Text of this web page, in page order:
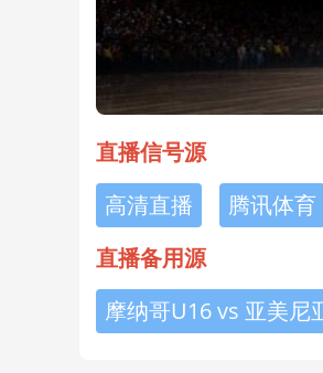
直播信号源
高清直播
腾讯体育
直播备用源
摩纳哥U16 vs 亚美尼